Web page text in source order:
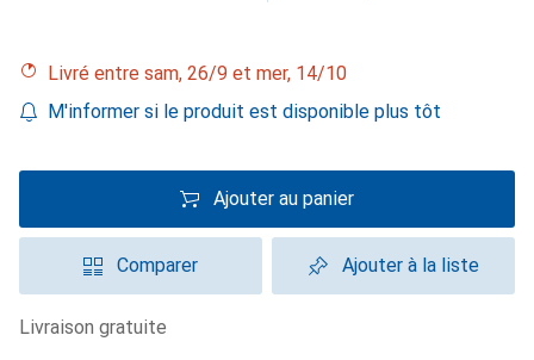
Livré entre sam, 26/9 et mer, 14/10
M'informer si le produit est disponible plus tôt
Ajouter au panier
Comparer Ajouter à la liste
livraison gratuite